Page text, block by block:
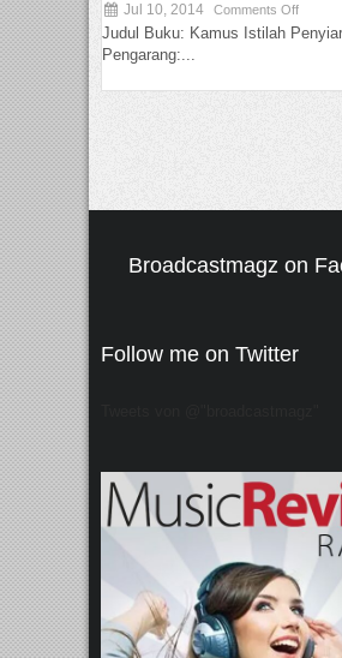
Jul 10, 2014 Comments Off
Judul Buku: Kamus Istilah
Pengarang:...
Broadcastmagz on
Follow me on Twitter